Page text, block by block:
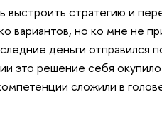
выстроить стратегию и
вариантов, но ко мне не
деньги отправился
это решение себя
сложили в